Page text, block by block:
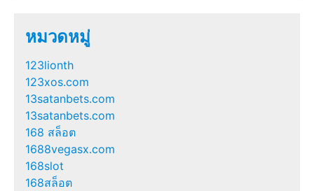
หมวดหมู่
123lionth
123xos.com
13satanbets.com
13satanbets.com
168 สล็อต
1688vegasx.com
168slot
168สล็อต